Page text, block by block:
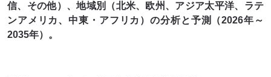
信、その他）、地域別（北米、欧州、アジア太平洋、ラテ
ンアメリカ、中東・アフリカ）の分析と予測（2026年～
2035年）。